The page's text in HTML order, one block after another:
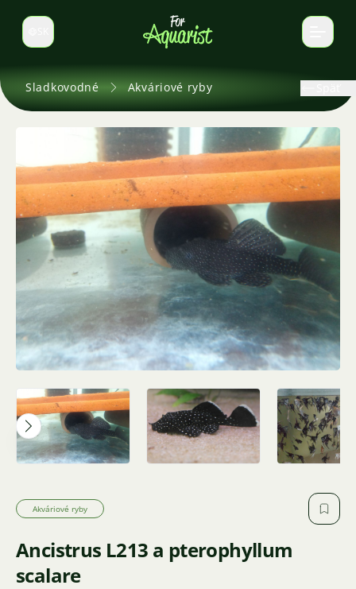
Prepnúť jazyk
Sladkovodné Akváriové ryby
Akváriové ryby
Ancistrus L213 a pterophyllum
scalare